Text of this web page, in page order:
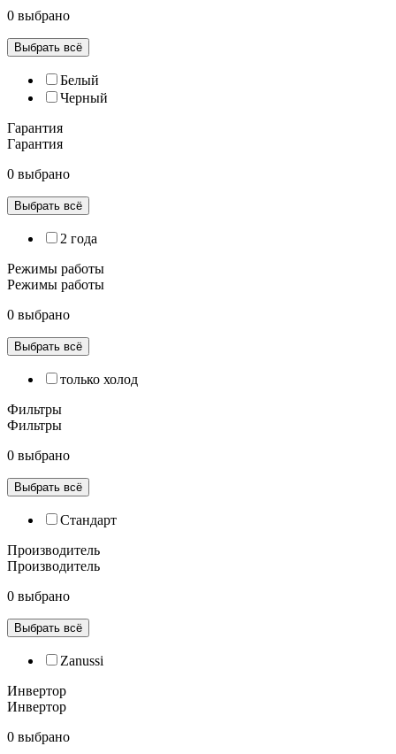
0 выбрано
Выбрать всё
Белый
Черный
Гарантия
Гарантия
0 выбрано
Выбрать всё
2 года
Режимы работы
Режимы работы
0 выбрано
Выбрать всё
только холод
Фильтры
Фильтры
0 выбрано
Выбрать всё
Cтандарт
Производитель
Производитель
0 выбрано
Выбрать всё
Zanussi
Инвертор
Инвертор
0 выбрано